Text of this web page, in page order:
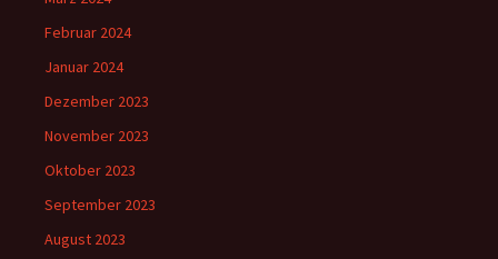
Februar 2024
Januar 2024
Dezember 2023
November 2023
Oktober 2023
September 2023
August 2023